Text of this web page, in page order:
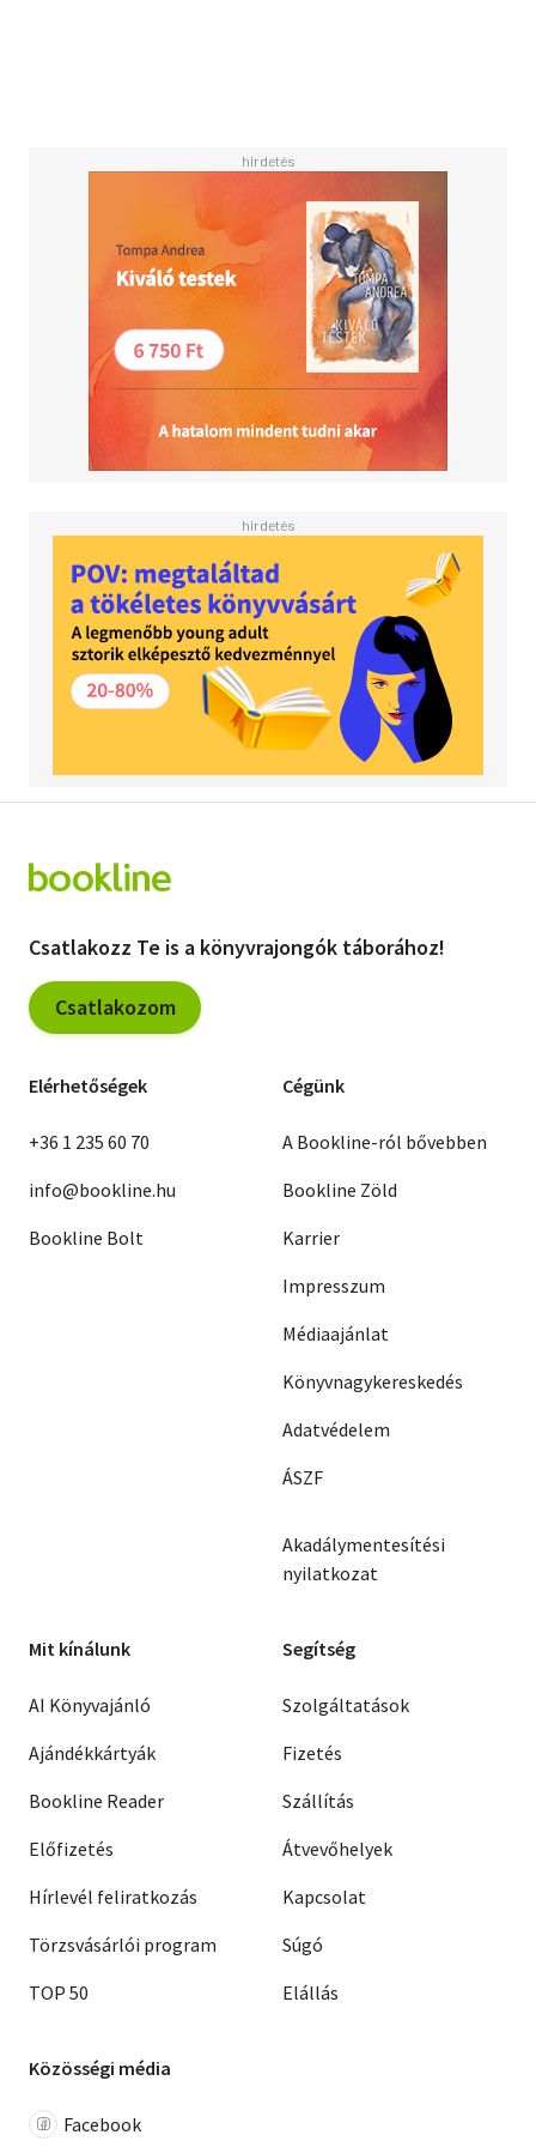
Csatlakozz Te is a könyvrajongók táborához!
Csatlakozom
Elérhetőségek
+36 1 235 60 70
info@bookline.hu
Bookline Bolt
Cégünk
A Bookline-ról bővebben
Bookline Zöld
Karrier
Impresszum
Médiaajánlat
Könyvnagykereskedés
Adatvédelem
ÁSZF
Akadálymentesítési
nyilatkozat
Mit kínálunk
AI Könyvajánló
Ajándékkártyák
Bookline Reader
Előfizetés
Hírlevél feliratkozás
Törzsvásárlói program
TOP 50
Segítség
Szolgáltatások
Fizetés
Szállítás
Átvevőhelyek
Kapcsolat
Súgó
Elállás
Közösségi média
Facebook